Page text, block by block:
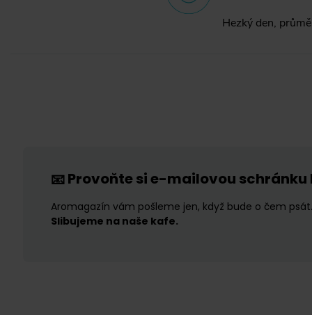
Hezký den,
📧Provoňte si e-mailovou schránku
Aromagazín vám pošleme jen, když bude o čem psát.
Slibujeme na naše kafe.